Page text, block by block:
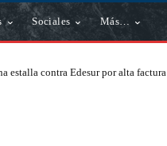
Sociales Más…
estalla contra Edesur por alta factura